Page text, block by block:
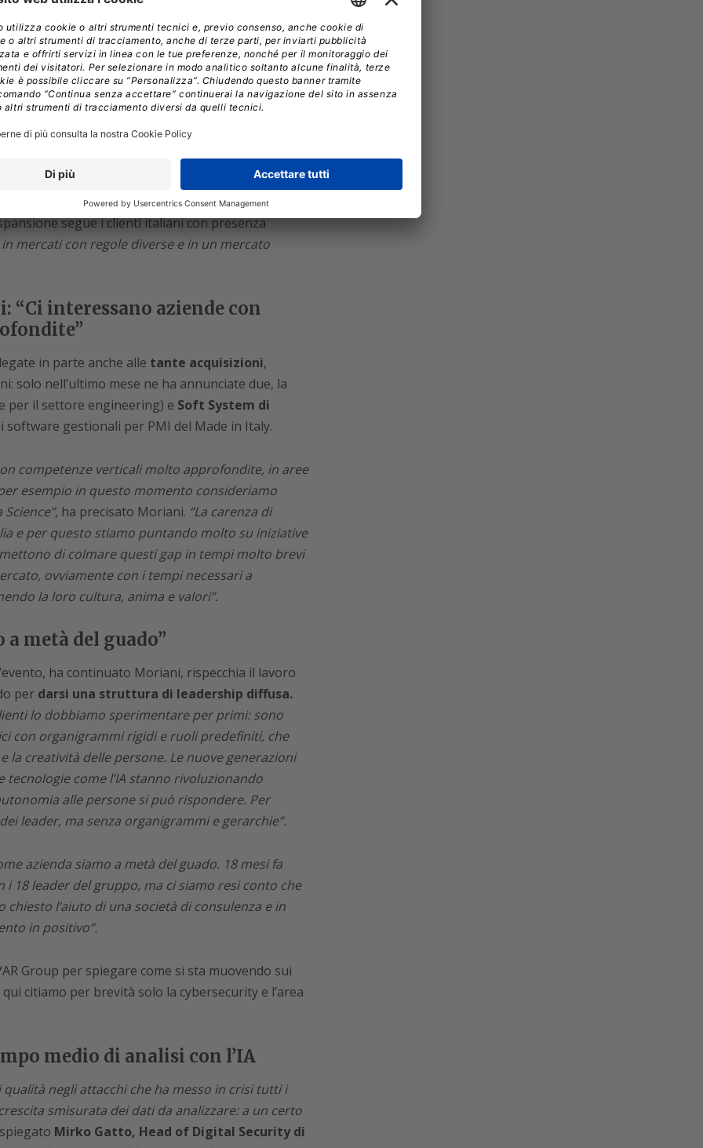
nel 2027 festeggeremo i miei cinquant’anni
per i prossimi anni, e cioè il percorso di
realtà globale, come ha spiegatoAlessandro
di VAR Group.“In effetti siamo presenti all’estero
sfida è di esportare un modello di leadership
partendo com’è ovvio dall’Unione Europea,
e Far East”.
segue i clienti italiani con presenza
mercati con regole diverse e in un mercato
“Ci interessano aziende con
in parte anche alle tante acquisizioni,
solo nell’ultimo mese ne ha annunciate due, la
per il settore engineering) e Soft System di
software gestionali per PMI del Made in Italy.
competenze verticali molto approfondite, in aree
esempio in questo momento consideriamo
, ha precisato Moriani. “La carenza di
e per questo stiamo puntando molto su iniziative
di colmare questi gap in tempi molto brevi
ovviamente con i tempi necessari a
la loro cultura, anima e valori”.
metà del guado”
ha continuato Moriani, rispecchia il lavoro
per darsi una struttura di leadership diffusa.
lo dobbiamo sperimentare per primi: sono
con organigrammi rigidi e ruoli predefiniti, che
la creatività delle persone. Le nuove generazioni
come l’IA stanno rivoluzionando
alle persone si può rispondere. Per
leader, ma senza organigrammi e gerarchie”.
azienda siamo a metà del guado. 18 mesi fa
18 leader del gruppo, ma ci siamo resi conto che
chiesto l’aiuto di una società di consulenza e in
in positivo”.
Group per spiegare come si sta muovendo sui
citiamo per brevità solo la cybersecurity e l’area
medio di analisi con l’IA
qualità negli attacchi che ha messo in crisi tutti i
smisurata dei dati da analizzare: a un certo
Mirko Gatto, Head of Digital Security di